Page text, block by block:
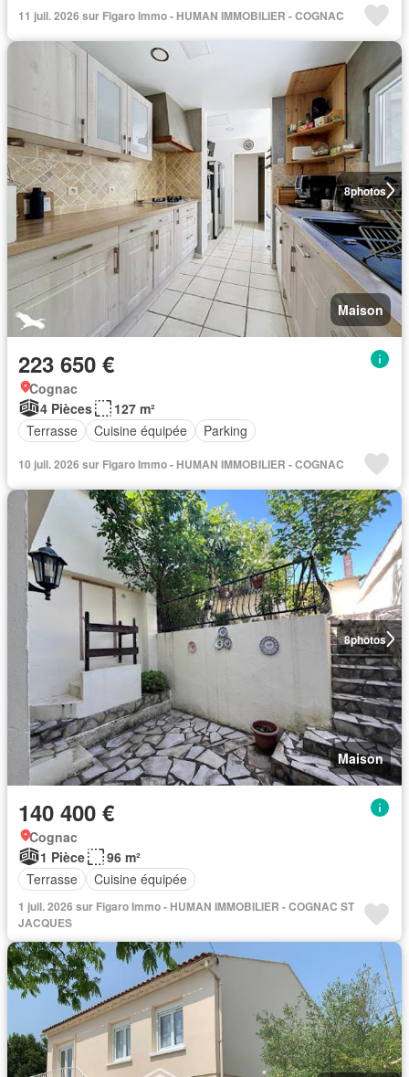
11 juil. 2026 sur Figaro Immo - HUMAN IMMOBILIER - COGNAC
8photos
Maison
223 650 €
Cognac
4 Pièces
127 m²
Terrasse
Cuisine équipée Parking
10 juil. 2026 sur Figaro Immo - HUMAN IMMOBILIER - COGNAC
8photos
Maison
140 400 €
Cognac
1 Pièce
96 m²
Terrasse
Cuisine équipée
1 juil. 2026 sur Figaro Immo - HUMAN IMMOBILIER - COGNAC ST
JACQUES